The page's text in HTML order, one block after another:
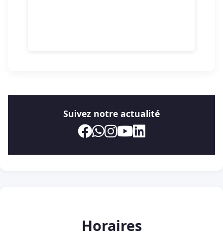
Suivez notre actualité
Horaires